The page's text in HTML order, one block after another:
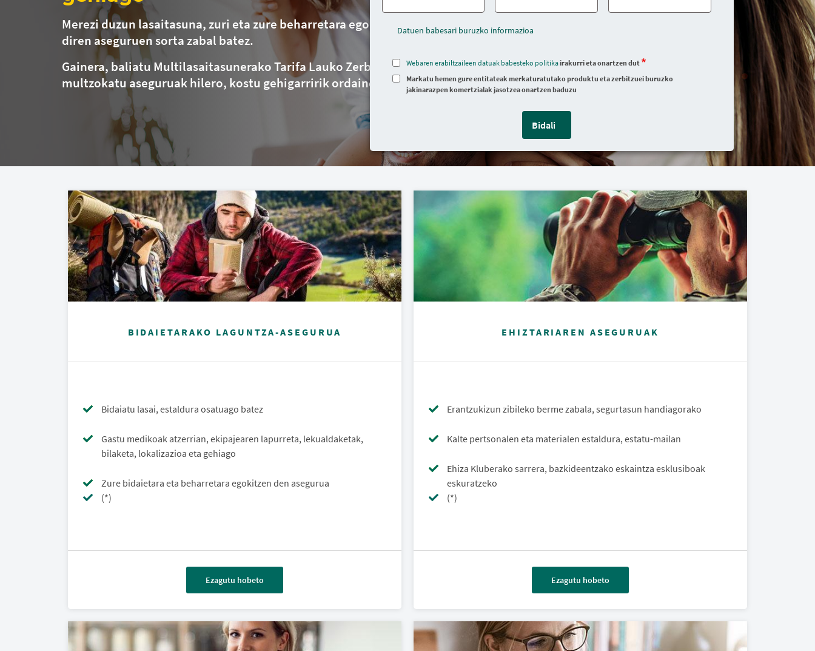
Merezi duzun lasaitasuna, zuri eta zure beharretara egokitzen
diren aseguruen sorta zabal batez.
Gainera, baliatu Multilasaitasunerako Tarifa Lauko Zerbitzua eta
multzokatu aseguruak hilero, kostu gehigarririk ordaindu gabe.
Datuen babesari buruzko informazioa
Webaren erabiltzaileen datuak babesteko politikairakurri eta onartzen dut
Markatu hemen gure entitateak merkaturatutako produktu eta zerbitzuei buruzko
jakinarazpen komertzialak jasotzea onartzen baduzu
Bidali
BIDAIETARAKO LAGUNTZA-ASEGURUA
Bidaiatu lasai, estaldura osatuago batez
Gastu medikoak atzerrian, ekipajearen lapurreta, lekualdaketak,
bilaketa, lokalizazioa eta gehiago
Zure bidaietara eta beharretara egokitzen den asegurua
(*)
Ezagutu hobeto
EHIZTARIAREN ASEGURUAK
Erantzukizun zibileko berme zabala, segurtasun handiagorako
Kalte pertsonalen eta materialen estaldura, estatu-mailan
Ehiza Kluberako sarrera, bazkideentzako eskaintza esklusiboak
eskuratzeko
(*)
Ezagutu hobeto